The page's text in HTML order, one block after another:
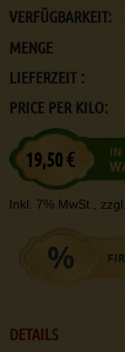
VERFÜGBARKEIT:
MENGE
LIEFERZEIT :
PRICE PER KILO:
19,50 €
Inkl. 7% MwSt., zzgl.
DETAILS